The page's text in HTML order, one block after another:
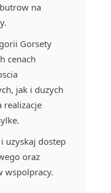
na
Gorsety
cenach
jak i duzych
realizacje
uzyskaj dostep
oraz
wspolpracy.